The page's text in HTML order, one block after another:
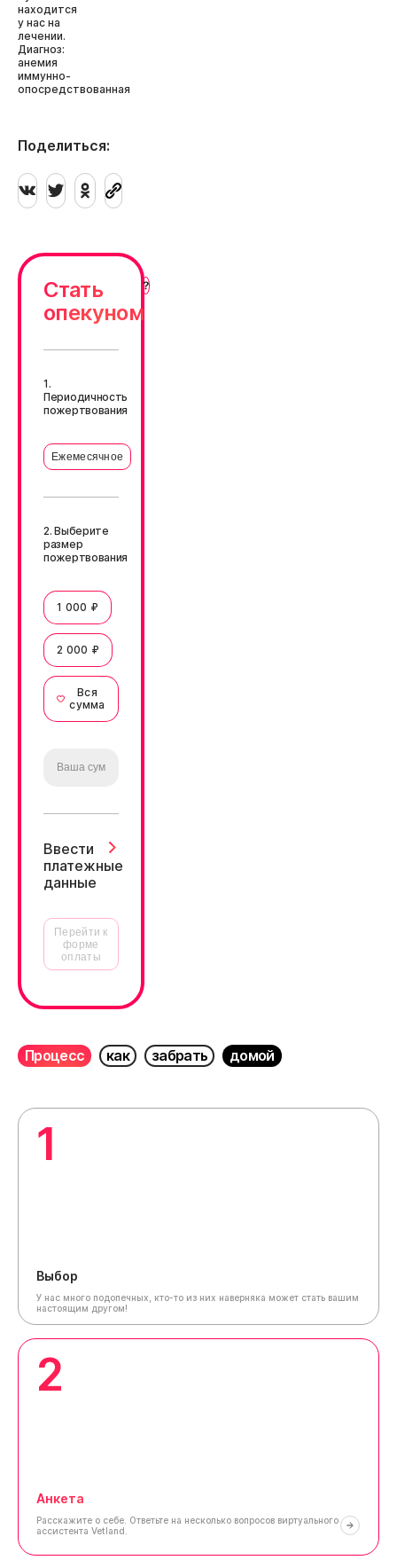
находится
у нас на
лечении.
Диагноз:
анемия
иммунно-
опосредствованная
Поделиться:
Стать
опекуном
1.
Периодичность
пожертвования
Ежемесячное
2. Выберите
размер
пожертвования
1 000 ₽
2 000 ₽
Вся
сумма
Ввести
платежные
данные
Перейти к
форме
оплаты
Процесс как забрать домой
1
Выбор
У нас много подопечных, кто-то из них наверняка может стать вашим
настоящим другом!
2
Анкета
Расскажите о себе. Ответьте на несколько вопросов виртуального
ассистента Vetland.